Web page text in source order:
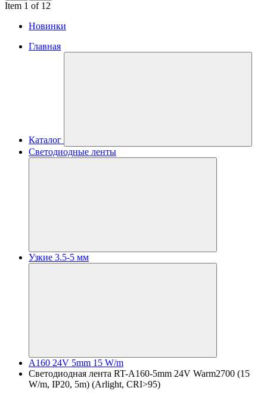
Item 1 of 12
Новинки
Главная
Каталог
Светодиодные ленты
Узкие 3.5-5 мм
A160 24V 5mm 15 W/m
Светодиодная лента RT-A160-5mm 24V Warm2700 (15
W/m, IP20, 5m) (Arlight, CRI>95)